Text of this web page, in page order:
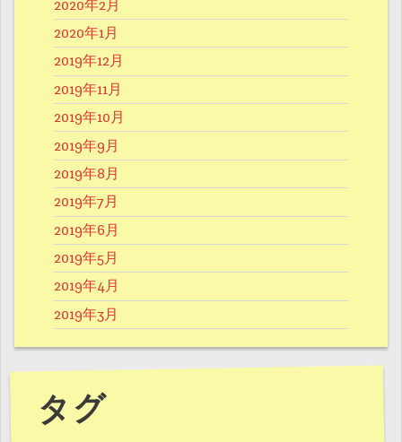
2020年2月
2020年1月
2019年12月
2019年11月
2019年10月
2019年9月
2019年8月
2019年7月
2019年6月
2019年5月
2019年4月
2019年3月
タグ